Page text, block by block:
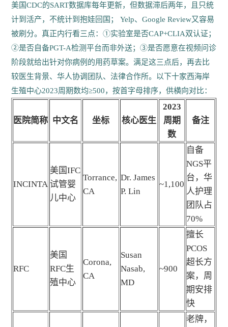
美国CDC的SART数据库每年更新，但数据滞后两年，且只统
计到活产，不统计到抱娃回国； Yelp、Google Review又容易
被刷分。真正内行看三点：①实验室是否CAP+CLIA双认证；
②是否自备PGT-A检测平台而非外送；③是否愿意在视频问诊
阶段就给出针对你病例的用药草案。满足这三点后，再去比
较医生背景、华人协调团队、法律合作所。以下十家西海岸
生殖中心2023周期数均≥500，按首字母排序，供横向对比：
医院简称 中文名 坐标 核心医生
2023
周期
数
备注
INCINTA
美国IFC
试管婴
儿中心
Torrance,
CA
Dr. James
P. Lin
~1,100
自备
NGS平
台，华
人护理
团队占
70%
RFC
美国
RFC生
殖中心
Corona,
CA
Susan
Nasab,
MD
~900
擅长
PCOS
超长方
案，周
期安排
快
老牌，